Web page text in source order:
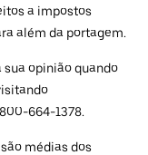
a impostos
além da portagem.
opinião quando
664-1378.
médias dos